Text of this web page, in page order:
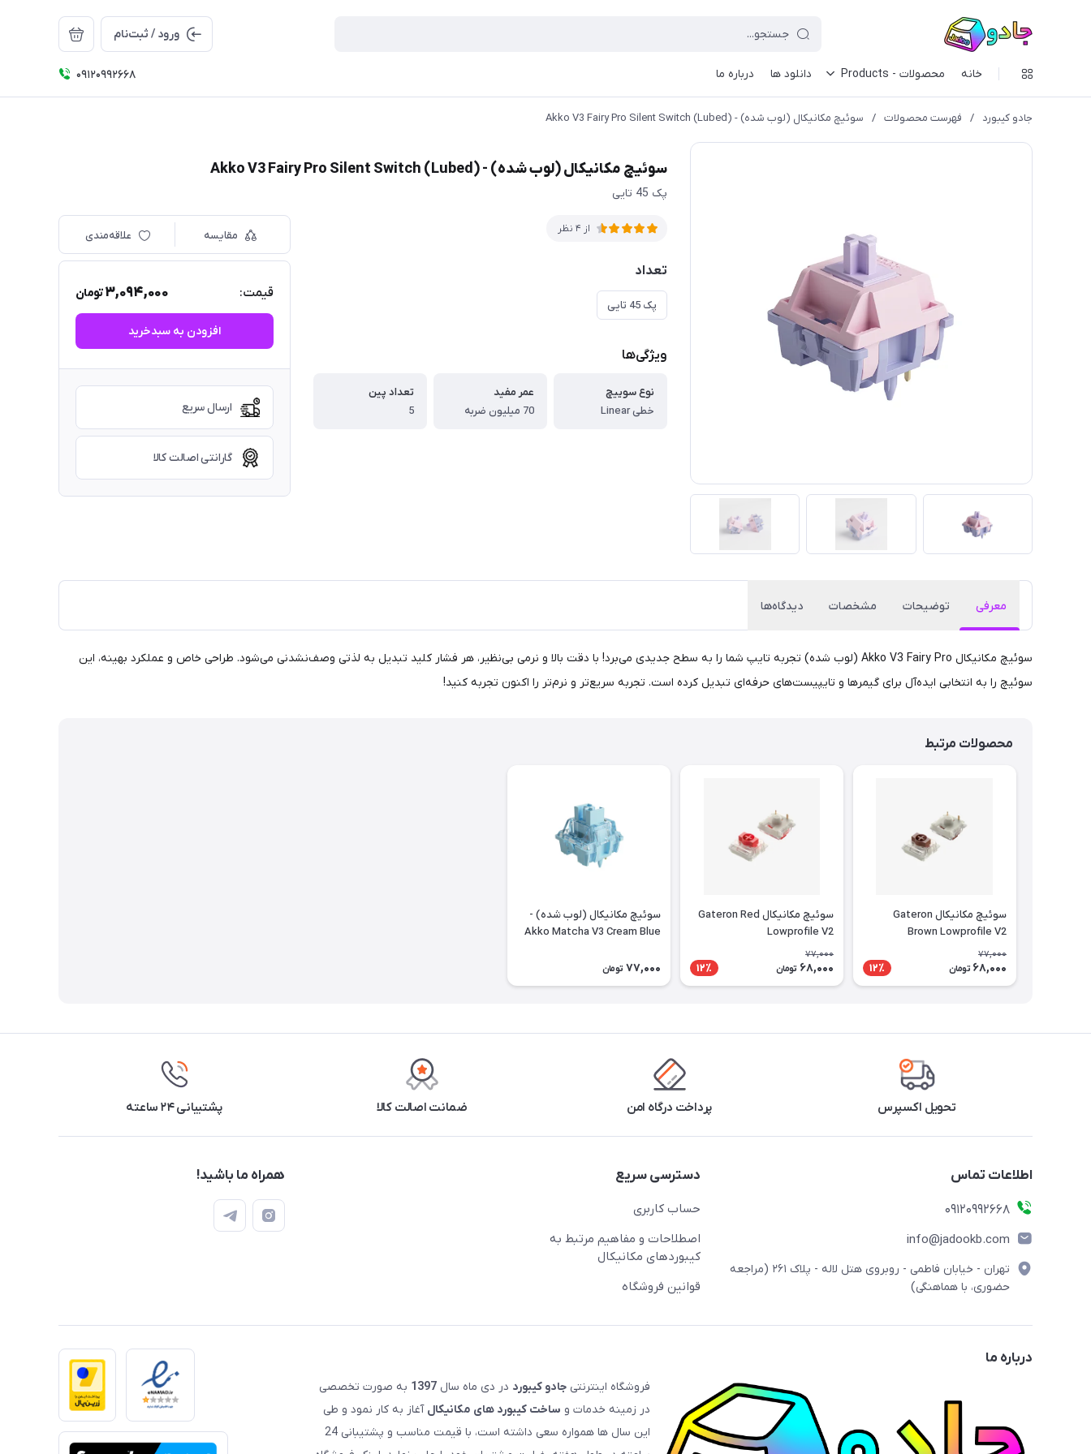
ورود / ثبت‌نام
خانه محصولات - Products دانلود ها درباره ما 09120992668
جادو کیبورد / فهرست محصولات / سوئیچ مکانیکال (لوب شده) - Akko V3 Fairy Pro Silent Switch (Lubed)
سوئیچ مکانیکال (لوب شده) - Akko V3 Fairy Pro Silent Switch (Lubed)
پک 45 تایی
از 4 نظر
تعداد
پک 45 تایی
ویژگی‌ها
نوع سوییچ
خطی Linear
عمر مفید
70 میلیون ضربه
تعداد پین
5
مقایسه علاقه‌مندی
قیمت: 3,094,000تومان
افزودن به سبدخرید
ارسال سریع
گارانتی اصالت کالا
معرفی توضیحات مشخصات دیدگاه‌ها
سوئیچ مکانیکال Akko V3 Fairy Pro (لوب شده) تجربه تایپ شما را به سطح جدیدی می‌برد! با دقت بالا و نرمی بی‌نظیر، هر فشار کلید تبدیل به لذتی وصف‌نشدنی می‌شود. طراحی خاص و عملکرد بهینه، این
سوئیچ را به انتخابی ایده‌آل برای گیمرها و تایپیست‌های حرفه‌ای تبدیل کرده است. تجربه سریع‌تر و نرم‌تر را اکنون تجربه کنید!
محصولات مرتبط
سوئیچ مکانیکال Gateron
Brown Lowprofile V2
77,000
68,000 تومان 12٪
سوئیچ مکانیکال Gateron Red
Lowprofile V2
77,000
68,000 تومان 12٪
سوئیچ مکانیکال (لوب شده) -
Akko Matcha V3 Cream Blue
77,000 تومان
تحویل اکسپرس پرداخت درگاه امن ضمانت اصالت کالا پشتیبانی ۲۴ ساعته
اطلاعات تماس
09120992668
info@jadookb.com
تهران - خیابان فاطمی - روبروی هتل لاله - پلاک ٢۶١ (مراجعه
حضوری، با هماهنگی)
دسترسی سریع
حساب کاربری
اصطلاحات و مفاهیم مرتبط به
کیبوردهای مکانیکال
قوانین فروشگاه
همراه ما باشید!
درباره ما
فروشگاه اینترنتی جادو کیبورد در دی ماه سال 1397 به صورت تخصصی
در زمینه خدمات و ساخت کیبورد های مکانیکال آغاز به کار نمود و طی
این سال ها همواره سعی داشته است، با قیمت‌ مناسب و پشتیبانی 24